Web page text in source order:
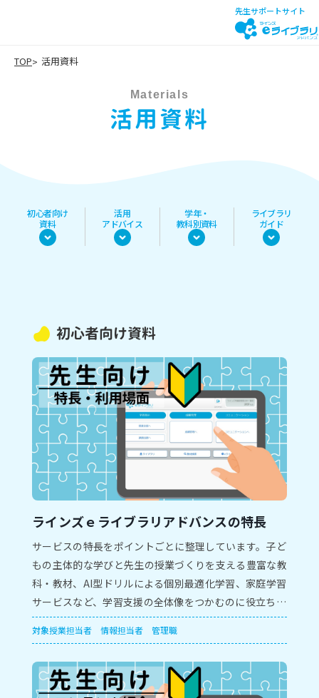
先生サポートサイト
TOP 活用資料
Materials
活用資料
初心者向け
資料
活用
アドバイス
学年・
教科別資料
ライブラリ
ガイド
初心者向け資料
ラインズｅライブラリアドバンスの特長
サービスの特長をポイントごとに整理しています。子ど
もの主体的な学びと先生の授業づくりを支える豊富な教
科・教材、AI型ドリルによる個別最適化学習、家庭学習
サービスなど、学習支援の全体像をつかむのに役立ちま
す。
対象授業担当者 情報担当者 管理職